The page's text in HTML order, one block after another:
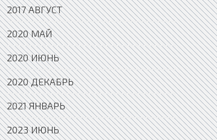
2017 АВГУСТ
2020 МАЙ
2020 ИЮНЬ
2020 ДЕКАБРЬ
2021 ЯНВАРЬ
2023 ИЮНЬ